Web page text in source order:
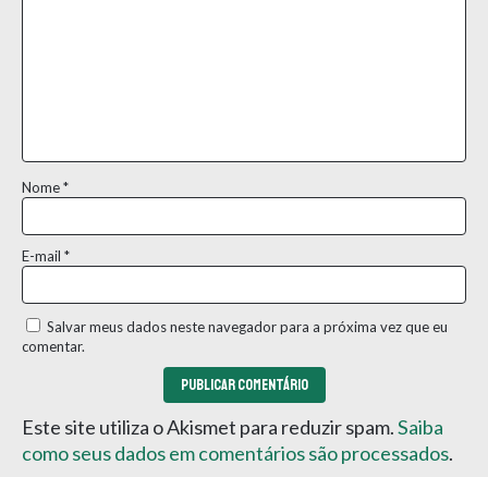
Nome*
E-mail *
Salvar meus dados neste navegador para a próxima vez que eu
comentar.
Este site utiliza o Akismet para reduzir spam.Saiba
como seus dados em comentários são processados.